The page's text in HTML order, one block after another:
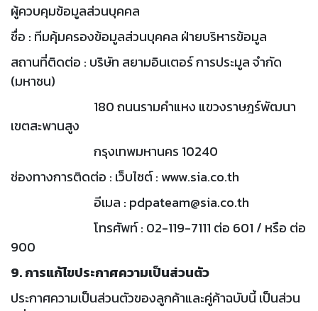
ผู้ควบคุมข้อมูลส่วนบุคคล
ชื่อ : ทีมคุ้มครองข้อมูลส่วนบุคคล ฝ่ายบริหารข้อมูล
สถานที่ติดต่อ : บริษัท สยามอินเตอร์ การประมูล จำกัด
(มหาชน)
180 ถนนรามคำแหง แขวงราษฎร์พัฒนา
เขตสะพานสูง
กรุงเทพมหานคร 10240
ช่องทางการติดต่อ : เว็บไซต์ : www.sia.co.th
อีเมล : pdpateam@sia.co.th
โทรศัพท์ : 02-119-7111 ต่อ 601 / หรือ ต่อ
900
9. การแก้ไขประกาศความเป็นส่วนตัว
ประกาศความเป็นส่วนตัวของลูกค้าและคู่ค้าฉบับนี้ เป็นส่วน